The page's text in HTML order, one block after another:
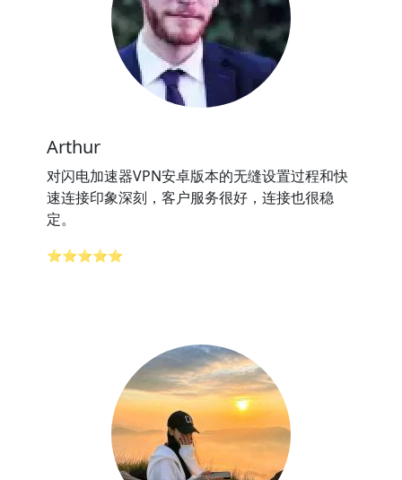
Arthur
对闪电加速器VPN安卓版本的无缝设置过程和快
速连接印象深刻，客户服务很好，连接也很稳
定。
⭐⭐⭐⭐⭐